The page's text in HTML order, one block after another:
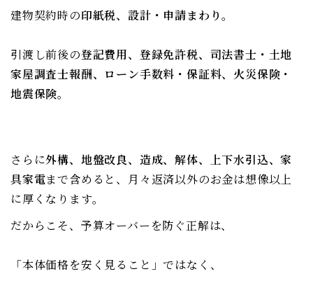
建物契約時の印紙税、設計・申請まわり。
引渡し前後の登記費用、登録免許税、司法書士・土地
家屋調査士報酬、ローン手数料・保証料、火災保険・
地震保険。
さらに外構、地盤改良、造成、解体、上下水引込、家
具家電まで含めると、月々返済以外のお金は想像以上
に厚くなります。
だからこそ、予算オーバーを防ぐ正解は、
「本体価格を安く見ること」ではなく、